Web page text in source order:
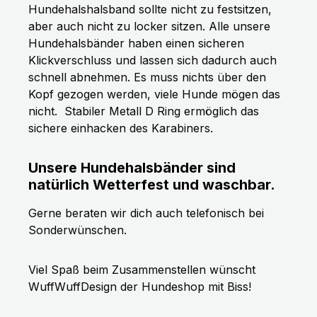
Hundehalshalsband sollte nicht zu festsitzen,
aber auch nicht zu locker sitzen. Alle unsere
Hundehalsbänder haben einen sicheren
Klickverschluss und lassen sich dadurch auch
schnell abnehmen. Es muss nichts über den
Kopf gezogen werden, viele Hunde mögen das
nicht. Stabiler Metall D Ring ermöglich das
sichere einhacken des Karabiners.
Unsere Hundehalsbänder sind
natürlich Wetterfest und waschbar.
Gerne beraten wir dich auch telefonisch bei
Sonderwünschen.
Viel Spaß beim Zusammenstellen wünscht
WuffWuffDesign der Hundeshop mit Biss!